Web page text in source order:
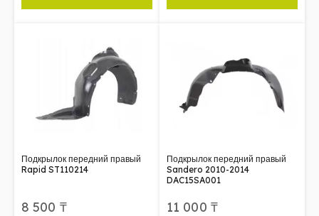
Подкрылок передний правый
Rapid ST110214
8 500 ₸
Подкрылок передний правый
Sandero 2010-2014
DAC15SA001
11 000 ₸